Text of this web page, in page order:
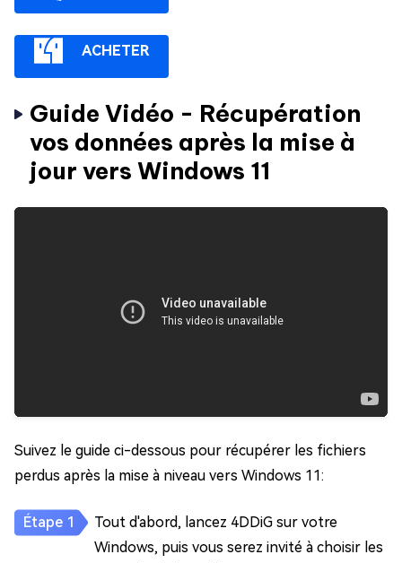
ACHETER
Guide Vidéo - Récupération
vos données après la mise à
jour vers Windows 11
Suivez le guide ci-dessous pour récupérer les fichiers
perdus après la mise à niveau vers Windows 11:
Tout d'abord, lancez 4DDiG sur votre
Windows, puis vous serez invité à choisir les